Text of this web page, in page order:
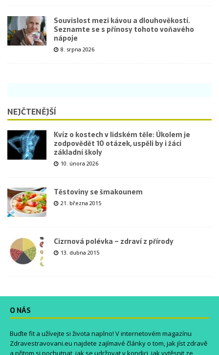
Souvislost mezi kávou a dlouhověkostí.
Seznamte se s přínosy tohoto voňavého
nápoje
8. srpna 2026
NEJČTENĚJŠÍ
Kvíz o kostech v lidském těle: Úkolem je
zodpovědět 10 otázek, uspěli by i žáci
základní školy
10. února 2026
Těstoviny se šmakounem
21. března 2015
Cizrnová polévka – zdraví z přírody
13. dubna 2015
O NÁS
Buďte fit a užívejte si života naplno! V internetovém magazínu
Zdravestravovani.eu najdete zajímavé články o tom, jak jíst zdravě
a přitom si pochutnat, jak se udržovat v kondici, jak vytěsnit ze